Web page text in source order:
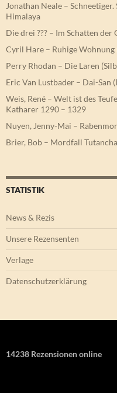
Jonathan Neale –
Himalaya
Die drei ??? – Im Schatten der
Cyril Hare – Ruhige Wohnung
Perry Rhodan – Die Laren
Eric Van Lustbader – Dai-San
Weis, René – Welt ist des
Katharer 1290 – 1329
Nuyen, Jenny-Mai –
Brier, Bob – Mordfall
STATISTIK
News & Rezis
Unsere Rezensenten
Verlage
Datenschutzerklärung
14238 Rezensionen online